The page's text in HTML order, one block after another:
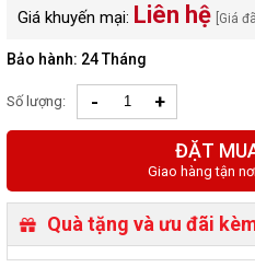
Giá khuyến mại: Liên hệ [Giá
Bảo hành: 24 Tháng
Số lượng: - +
ĐẶT
Giao hàng tận
Quà tặng và ưu đãi